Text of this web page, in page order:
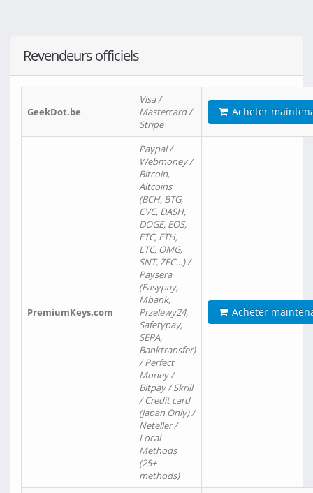
Revendeurs officiels
GeekDot.be
Visa /
Mastercard /
Stripe
Acheter
PremiumKeys.com
Paypal /
Webmoney /
Bitcoin,
Altcoins
(BCH, BTG,
CVC, DASH,
DOGE, EOS,
ETC, ETH,
LTC, OMG,
SNT, ZEC…) /
Paysera
(Easypay,
Mbank,
Przelewy24,
Safetypay,
SEPA,
Banktransfer)
/ Perfect
Money /
Bitpay / Skrill
/ Credit card
(Japan Only) /
Neteller /
Local
Methods
(25+
methods)
Acheter